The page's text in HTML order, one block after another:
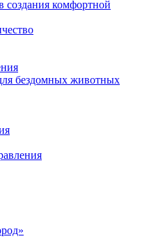
создания комфортной
бездомных животных